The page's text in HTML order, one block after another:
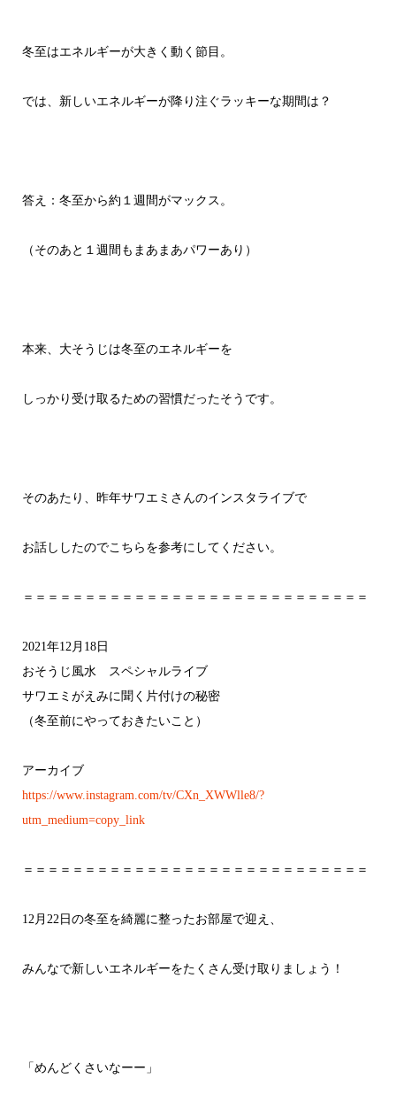
冬至はエネルギーが大きく動く節目。
では、新しいエネルギーが降り注ぐラッキーな期間は？
答え：冬至から約１週間がマックス。
（そのあと１週間もまあまあパワーあり）
本来、大そうじは冬至のエネルギーを
しっかり受け取るための習慣だったそうです。
そのあたり、昨年サワエミさんのインスタライブで
お話ししたのでこちらを参考にしてください。
＝＝＝＝＝＝＝＝＝＝＝＝＝＝＝＝＝＝＝＝＝＝＝＝＝＝＝＝
2021年12月18日
おそうじ風水 スペシャルライブ
サワエミがえみに聞く片付けの秘密
（冬至前にやっておきたいこと）
アーカイブ
https://www.instagram.com/tv/CXn_XWWlle8/?
utm_medium=copy_link
＝＝＝＝＝＝＝＝＝＝＝＝＝＝＝＝＝＝＝＝＝＝＝＝＝＝＝＝
12月22日の冬至を綺麗に整ったお部屋で迎え、
みんなで新しいエネルギーをたくさん受け取りましょう！
「めんどくさいなーー」